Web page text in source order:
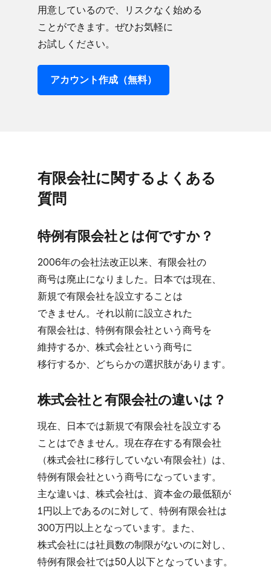
用意しているので、​リスクなく​始める​
ことができます。​ぜひお気軽に​
お試しください。
アカウント作成​（無料）
有限会社に​関する​よく​ある​
質問
特例有限会社とは​何ですか？
2006年の​会社法改正以来、​有限会社の​
商号は​廃止に​なりました。​日本では​現在、​
新規で​有限会社を​設立する​ことは​
できません。​それ以前に​設立された​
有限会社は、​特例有限会社と​いう​商号を​
維持するか、​株式会社と​いう​商号に​
移行するか、​どちらかの​選択肢が​あります。
株式会社と​有限会社の​違いは？
現在、​日本では​新規で​有限会社を​設立する​
ことは​できません。​現在存在する​有限会社​
（株式会社に​移行していない​有限会社）は、​
特例有限会社と​いう​商号に​なっています。​
主な​違いは、​株式会社は、​資本金の​最低額が​
1円以上であるのに​対して、​特例有限会社は​
300万円以上となっています。​また、​
株式会社には​社員数の​制限が​ないのに​対し、​
特例有限会社では​50人以下と​なっています。